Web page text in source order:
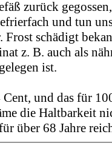
zurück
und tun
Frost schädigt
z. B. auch als
ist.
und das für
die Haltbarkeit
über 68 Jahre